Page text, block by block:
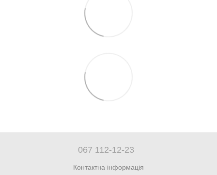
067 112-12-23
Контактна інформація